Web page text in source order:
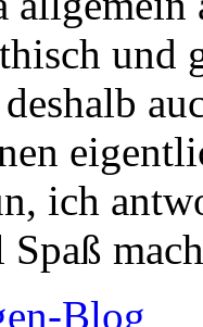
ich
Spaß
Blog